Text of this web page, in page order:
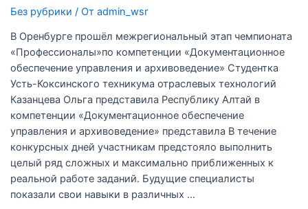
Без рубрики / От admin_wsr
В Оренбурге прошёл межрегиональный этап чемпионата
«Профессионалы»по компетенции «Документационное
обеспечение управления и архивоведение» Студентка
Усть-Коксинского техникума отраслевых технологий
Казанцева Ольга представила Республику Алтай в
компетенции «Документационное обеспечение
управления и архивоведение» представила В течение
конкурсных дней участникам предстояло выполнить
целый ряд сложных и максимально приближенных к
реальной работе заданий. Будущие специалисты
показали свои навыки в различных …